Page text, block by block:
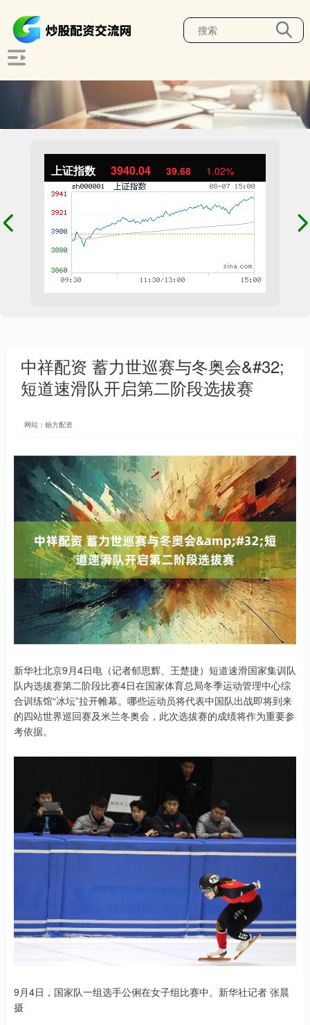
上证指数 3940.04 39.68 1.02%
中祥配资 蓄力世巡赛与冬奥会&#32;
短道速滑队开启第二阶段选拔赛
网站：杨方配资
新华社北京9月4日电（记者郁思辉、王楚捷）短道速滑国家集训队
队内选拔赛第二阶段比赛4日在国家体育总局冬季运动管理中心综
合训练馆“冰坛”拉开帷幕。哪些运动员将代表中国队出战即将到来
的四站世界巡回赛及米兰冬奥会，此次选拔赛的成绩将作为重要参
考依据。
9月4日，国家队一组选手公俐在女子组比赛中。新华社记者 张晨
摄